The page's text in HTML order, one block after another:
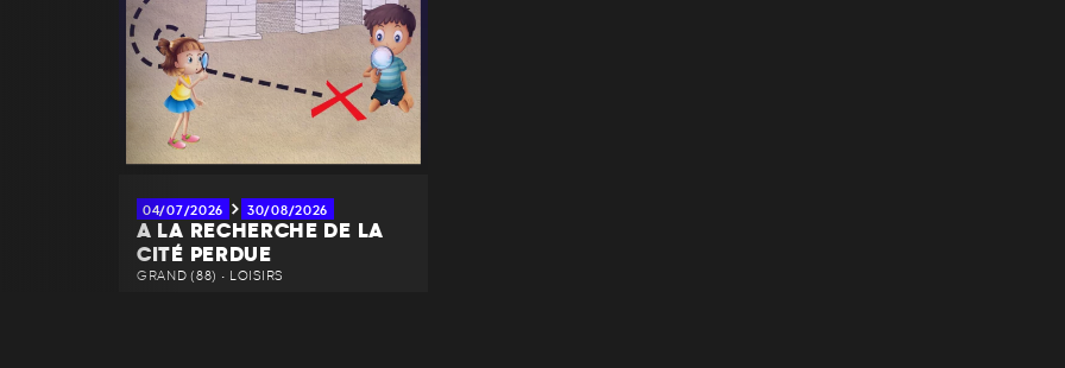
04/07/2026 30/08/2026
A LA RECHERCHE DE LA
CITÉ PERDUE
GRAND (88) • LOISIRS